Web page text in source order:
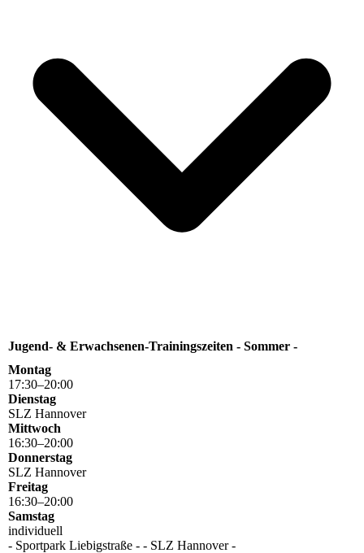
Jugend- & Erwachsenen-Trainingszeiten - Sommer -
Montag
17:30–20:00
Dienstag
SLZ Hannover
Mittwoch
16:30–20:00
Donnerstag
SLZ Hannover
Freitag
16:30–20:00
Samstag
individuell
- Sportpark Liebigstraße - - SLZ Hannover -